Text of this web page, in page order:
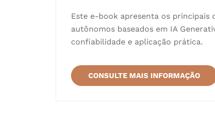
Este e-book apresenta os principais
autônomos baseados em IA
confiabilidade e aplicação prática.
CONSULTE MAIS INFORMAÇÃO